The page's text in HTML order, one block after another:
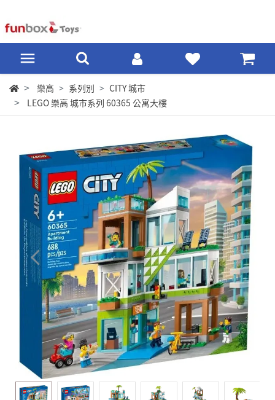
樂高 系列別
CITY 城市
LEGO 樂高 城市系列 60365 公寓大樓